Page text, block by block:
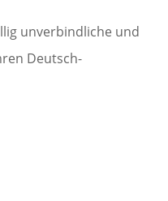
unverbindliche und
Deutsch-